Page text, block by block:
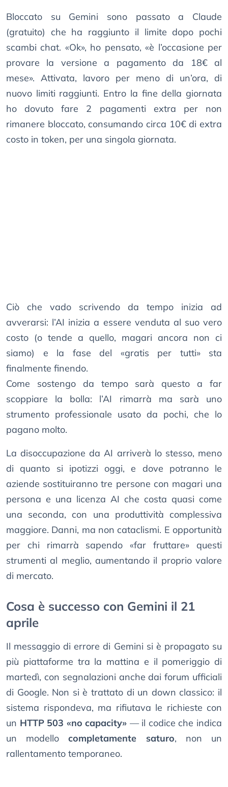
Bloccato su Gemini sono passato a Claude
(gratuito) che ha raggiunto il limite dopo pochi
scambi chat. «Ok», ho pensato, «è l’occasione per
provare la versione a pagamento da 18€ al
mese». Attivata, lavoro per meno di un’ora, di
nuovo limiti raggiunti. Entro la fine della giornata
ho dovuto fare 2 pagamenti extra per non
rimanere bloccato, consumando circa 10€ di extra
costo in token, per una singola giornata.
Ciò che vado scrivendo da tempo inizia ad
avverarsi: l’AI inizia a essere venduta al suo vero
costo (o tende a quello, magari ancora non ci
siamo) e la fase del «gratis per tutti» sta
finalmente finendo.
Come sostengo da tempo sarà questo a far
scoppiare la bolla: l’AI rimarrà ma sarà uno
strumento professionale usato da pochi, che lo
pagano molto.
La disoccupazione da AI arriverà lo stesso, meno
di quanto si ipotizzi oggi, e dove potranno le
aziende sostituiranno tre persone con magari una
persona e una licenza AI che costa quasi come
una seconda, con una produttività complessiva
maggiore. Danni, ma non cataclismi. E opportunità
per chi rimarrà sapendo «far fruttare» questi
strumenti al meglio, aumentando il proprio valore
di mercato.
Cosa è successo con Gemini il 21
aprile
Il messaggio di errore di Gemini si è propagato su
più piattaforme tra la mattina e il pomeriggio di
martedì, con segnalazioni anche dai forum ufficiali
di Google. Non si è trattato di un down classico: il
sistema rispondeva, ma rifiutava le richieste con
un HTTP 503 «no capacity» — il codice che indica
un modellocompletamente saturo, non un
rallentamento temporaneo.